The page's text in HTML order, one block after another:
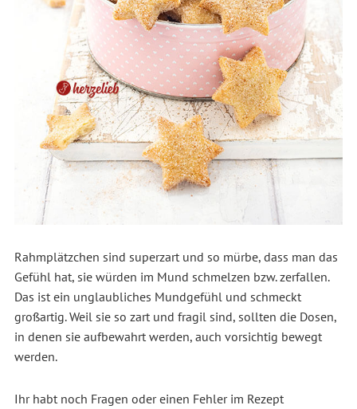
Rahmplätzchen sind superzart und so mürbe, dass man das
Gefühl hat, sie würden im Mund schmelzen bzw. zerfallen.
Das ist ein unglaubliches Mundgefühl und schmeckt
großartig. Weil sie so zart und fragil sind, sollten die Dosen,
in denen sie aufbewahrt werden, auch vorsichtig bewegt
werden.
Ihr habt noch Fragen oder einen Fehler im Rezept